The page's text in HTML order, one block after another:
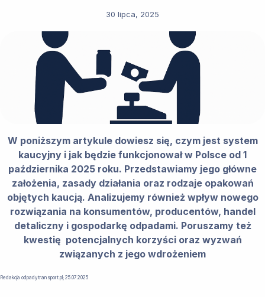
30 lipca, 2025
W poniższym artykule dowiesz się, czym jest system
kaucyjny i jak będzie funkcjonował w Polsce od 1
października 2025 roku. Przedstawiamy jego główne
założenia, zasady działania oraz rodzaje opakowań
objętych kaucją. Analizujemy również wpływ nowego
rozwiązania na konsumentów, producentów, handel
detaliczny i gospodarkę odpadami. Poruszamy też
kwestię potencjalnych korzyści oraz wyzwań
związanych z jego wdrożeniem
Redakcja odpadytransport.pl; 25.07.2025